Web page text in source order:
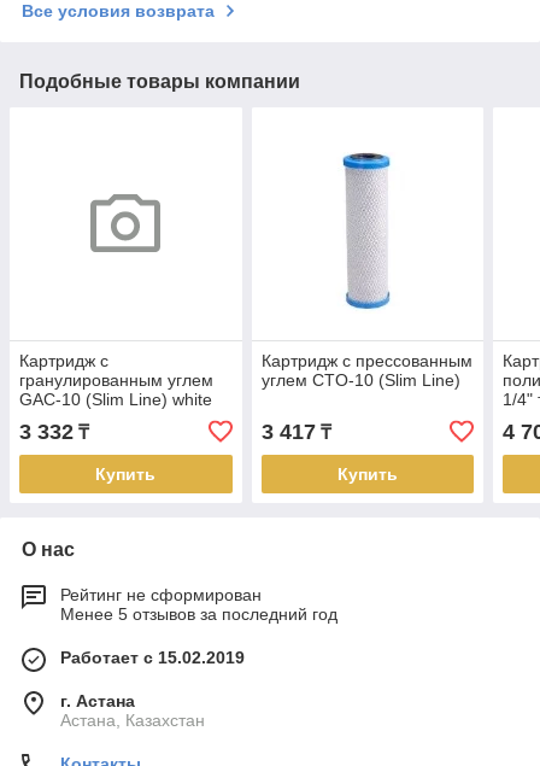
Все условия возврата
Подобные товары компании
Картридж с
гранулированным углем
GAC-10 (Slim Line) white
3 332 ₸
Купить
Картридж с прессованным
углем CTO-10 (Slim Line)
3 417₸
Купить
1/4"
4
О нас
Рейтинг не сформирован
Менее 5 отзывов за последний год
Работает с 15.02.2019
г. Астана
Астана, Казахстан